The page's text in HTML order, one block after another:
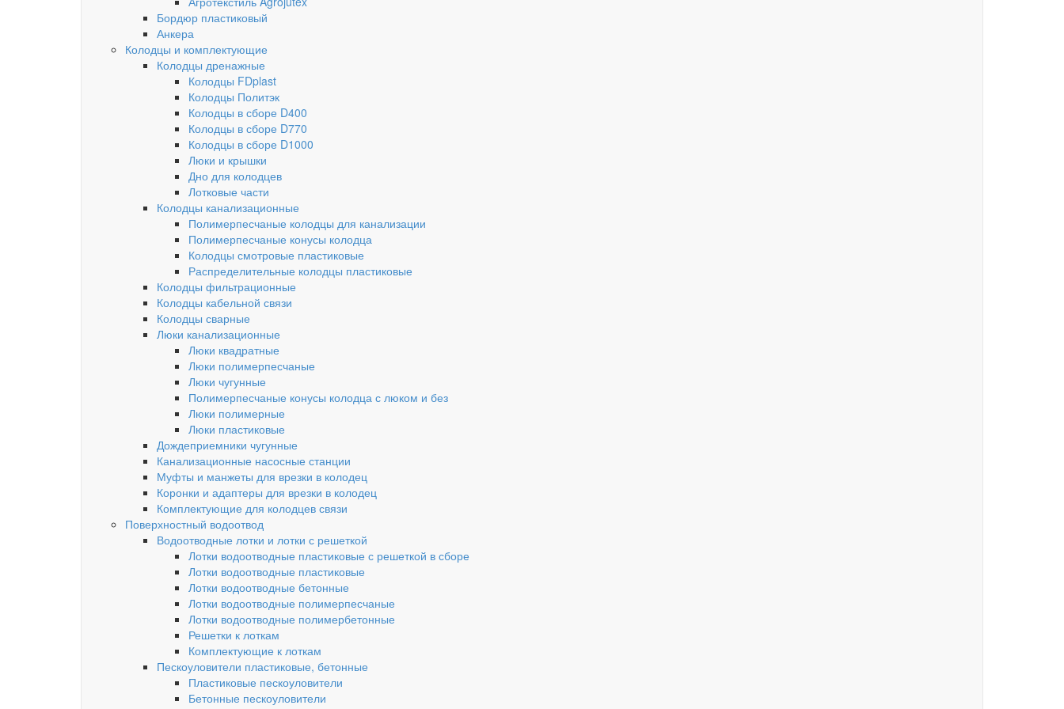
Бордюр пластиковый
Анкера
Колодцы и комплектующие
Колодцы дренажные
Колодцы FDplast
Колодцы Политэк
Колодцы в сборе D400
Колодцы в сборе D770
Колодцы в сборе D1000
Люки и крышки
Дно для колодцев
Лотковые части
Колодцы канализационные
Полимерпесчаные колодцы для канализации
Полимерпесчаные конусы колодца
Колодцы смотровые пластиковые
Распределительные колодцы пластиковые
Колодцы фильтрационные
Колодцы кабельной связи
Колодцы сварные
Люки канализационные
Люки квадратные
Люки полимерпесчаные
Люки чугунные
Полимерпесчаные конусы колодца с люком и без
Люки полимерные
Люки пластиковые
Дождеприемники чугунные
Канализационные насосные станции
Муфты и манжеты для врезки в колодец
Коронки и адаптеры для врезки в колодец
Комплектующие для колодцев связи
Поверхностный водоотвод
Водоотводные лотки и лотки с решеткой
Лотки водоотводные пластиковые с решеткой в сборе
Лотки водоотводные пластиковые
Лотки водоотводные бетонные
Лотки водоотводные полимерпесчаные
Лотки водоотводные полимербетонные
Решетки к лоткам
Комплектующие к лоткам
Пескоуловители пластиковые, бетонные
Пластиковые пескоуловители
Бетонные пескоуловители